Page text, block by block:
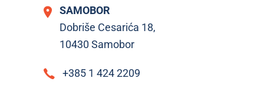
SAMOBOR
Dobriše Cesarića 18,
10430 Samobor
+385 1 424 2209